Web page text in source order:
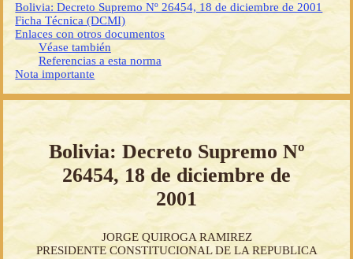
Bolivia: Decreto Supremo Nº 26454, 18 de diciembre de 2001
Ficha Técnica (DCMI)
Enlaces con otros documentos
Véase también
Referencias a esta norma
Nota importante
Bolivia: Decreto Supremo Nº
26454, 18 de diciembre de
2001
JORGE QUIROGA RAMIREZ
PRESIDENTE CONSTITUCIONAL DE LA REPUBLICA